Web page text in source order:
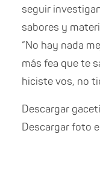
seguir
sabores y
“No hay nada
más fea que te
hiciste vos, no
Descargar
Descargar foto